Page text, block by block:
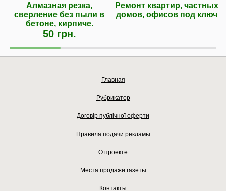
Алмазная резка,
сверление без пыли в
бетоне, кирпиче.
50 грн.
Ремонт квартир, частных
домов, офисов под ключ
Главная
Рубрикатор
Договір публічної оферти
Правила подачи рекламы
О проекте
Места продажи газеты
Контакты